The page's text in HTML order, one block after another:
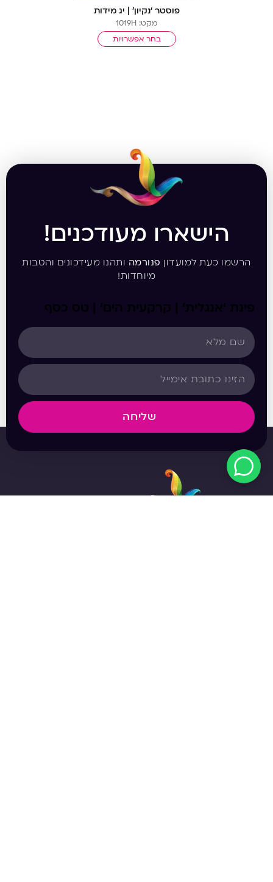
פוסטר ‘נקיון’ | יג מידות
מקט: 1019H
בחר אפשרויות
הישארו מעודכנים!
הרשמו כעת למועדון פנורמה ותהנו מעידכונים והטבות
מיוחדות!
פינת ‘אנגלית’ | קרקעית הים’ | טס כסף
שליחה